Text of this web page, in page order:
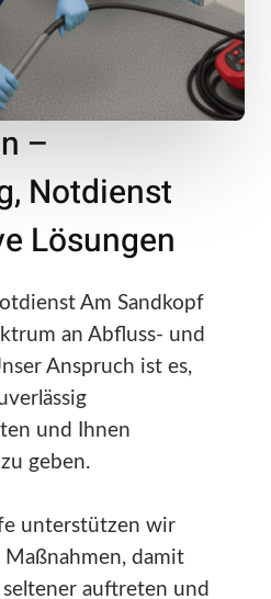
–
Notdienst
Lösungen
Am Sandkopf
an Abfluss- und
Anspruch ist es,
und Ihnen
geben.
unterstützen wir
damit
auftreten und